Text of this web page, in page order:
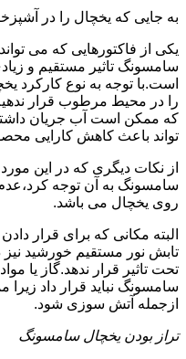
به جایی که یخچال را در
یکی از فاکتورهایی که می
سامسونگ تاثیر مستقیم و
است.با توجه به نوع کارکرد
را در محیط مرطوب قرار
که ممکن است آب جریان
تواند باعث کاهش کارایی
از نکات دیگری که در این
سامسونگ به آن توجه
روی یخچال می باشد.
البته مکانی که برای قرار
تابش نور مستقیم خورشید نیز
تحت تاثیر قرار ندهد.گاز یا
سامسونگ نباید قرار داد
ازجمله آتش سوزی شود.
تراز بودن یخچال سامسونگ